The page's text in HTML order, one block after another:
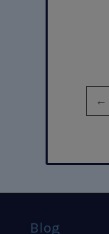
←
Blog